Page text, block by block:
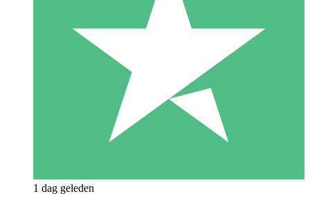
1 dag geleden